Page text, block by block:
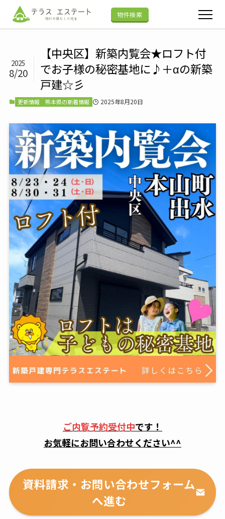
物件検索
【中央区】新築内覧会★ロフト付
でお子様の秘密基地に♪＋αの新築
戸建☆彡
2025
8/20
更新情報 熊本県の新着情報 2025年8月20日
ご内覧予約受付中です！
お気軽にお問い合わせください^^
資料請求・お問い合わせフォーム
へ進む